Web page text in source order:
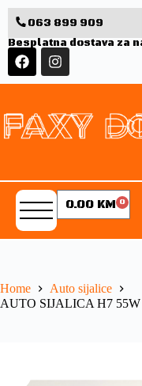
063 899 909
Besplatna dostava za
0.00 KM 0
Home
Auto sijalice
AUTO SIJALICA H7